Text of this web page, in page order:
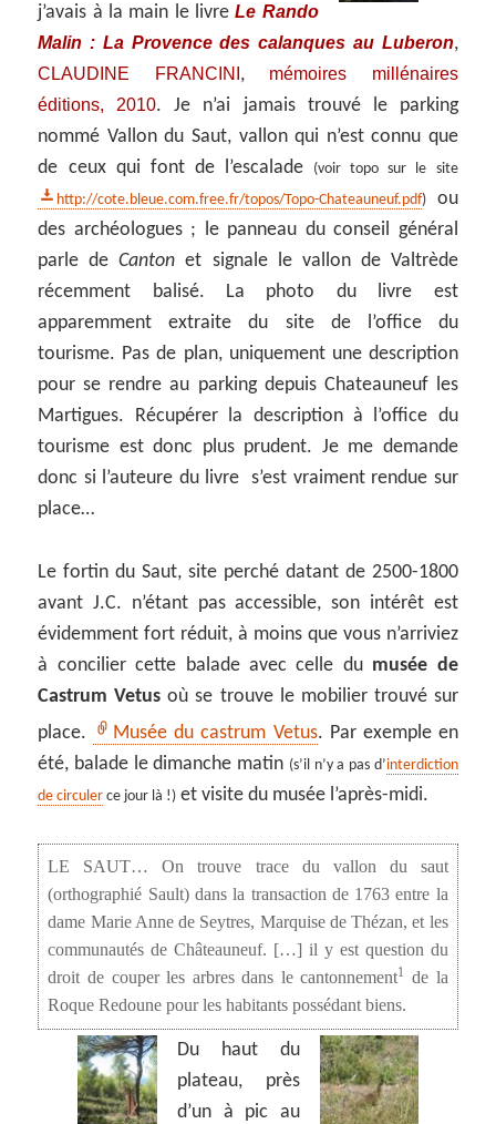
j’avais à la main le livreLe Rando
Malin : La Provence des calanques au Luberon,
CLAUDINE FRANCINI, mémoires millénaires
éditions, 2010. Je n’ai jamais trouvé le parking
nommé Vallon du Saut, vallon qui n’est connu que
de ceux qui font de l’escalade
(voir topo sur le site
http://cote.bleue.com.free.fr/topos/Topo-Chateauneuf.pdf)
ou
des archéologues ; le panneau du conseil général
parle deCanton et signale le vallon de Valtrède
récemment balisé. La photo du livre est
apparemment extraite du site de l’office du
tourisme. Pas de plan, uniquement une description
pour se rendre au parking depuis Chateauneuf les
Martigues. Récupérer la description à l’office du
tourisme est donc plus prudent. Je me demande
donc si l’auteure du livre s’est vraiment rendue sur
place…
Le fortin du Saut, site perché datant de 2500-1800
avant J.C. n’étant pas accessible, son intérêt est
évidemment fort réduit, à moins que vous n’arriviez
à concilier cette balade avec celle du musée de
Castrum Vetus où se trouve le mobilier trouvé sur
place.
Musée du castrum Vetus. Par exemple en
été, balade le dimanche matin (s’il n’y a pas d’interdiction
de circuler ce jour là !) et visite du musée l’après-midi.
LE SAUT… On trouve trace du vallon du saut
(orthographié Sault) dans la transaction de 1763 entre la
dame Marie Anne de Seytres, Marquise de Thézan, et les
communautés de Châteauneuf. […] il y est question du
droit de couper les arbres dans le cantonnement1
de la
Roque Redoune pour les habitants possédant biens.
Du haut du
plateau, près
d’un à pic au